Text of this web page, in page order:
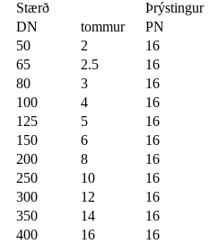
Stærð Þrýstingur
DN
tommur PN
50
2 16
65
2.5 16
80
3 16
100
4 16
125
5 16
150
6 16
200
8 16
250
10 16
300
12 16
350
14 16
400
16 16